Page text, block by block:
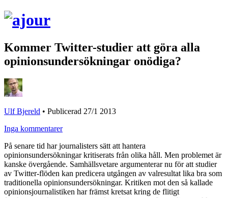
Kommer Twitter-studier att göra alla
opinionsundersökningar onödiga?
Ulf Bjereld • Publicerad 27/1 2013
Inga kommentarer
På senare tid har journalisters sätt att hantera
opinionsundersökningar kritiserats från olika håll. Men problemet är
kanske övergående. Samhällsvetare argumenterar nu för att studier
av Twitter-flöden kan predicera utgången av valresultat lika bra som
traditionella opinionsundersökningar. Kritiken mot den så kallade
opinionsjournalistiken har främst kretsat kring de flitigt